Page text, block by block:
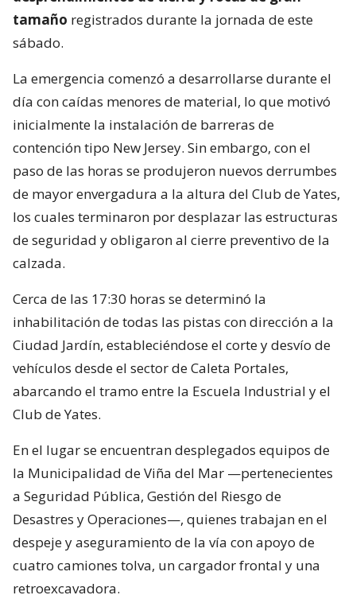
tamaño registrados durante la jornada de este
sábado.
La emergencia comenzó a desarrollarse durante el
día con caídas menores de material, lo que motivó
inicialmente la instalación de barreras de
contención tipo New Jersey. Sin embargo, con el
paso de las horas se produjeron nuevos derrumbes
de mayor envergadura a la altura del Club de Yates,
los cuales terminaron por desplazar las estructuras
de seguridad y obligaron al cierre preventivo de la
calzada.
Cerca de las 17:30 horas se determinó la
inhabilitación de todas las pistas con dirección a la
Ciudad Jardín, estableciéndose el corte y desvío de
vehículos desde el sector de Caleta Portales,
abarcando el tramo entre la Escuela Industrial y el
Club de Yates.
En el lugar se encuentran desplegados equipos de
la Municipalidad de Viña del Mar —pertenecientes
a Seguridad Pública, Gestión del Riesgo de
Desastres y Operaciones—, quienes trabajan en el
despeje y aseguramiento de la vía con apoyo de
cuatro camiones tolva, un cargador frontal y una
retroexcavadora.